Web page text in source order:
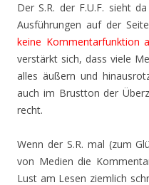
Der S.R. der F.U.F. sieht
Ausführungen auf der Seite
keine Kommentarfunktion
verstärkt sich, dass viele
alles äußern und
auch im Brustton der
recht.
Wenn der S.R. mal (zum
von Medien die
Lust am Lesen ziemlich